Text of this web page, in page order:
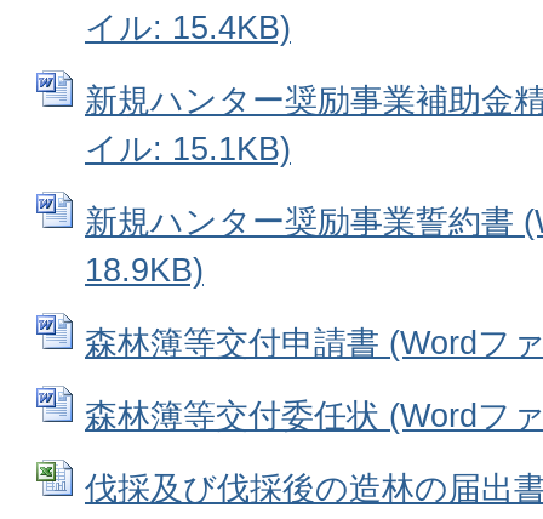
イル: 15.4KB)
新規ハンター奨励事業補助金
イル: 15.1KB)
新規ハンター奨励事業誓約書
18.9KB)
森林簿等交付申請書 (Wordフ
森林簿等交付委任状 (Wordフ
伐採及び伐採後の造林の届出